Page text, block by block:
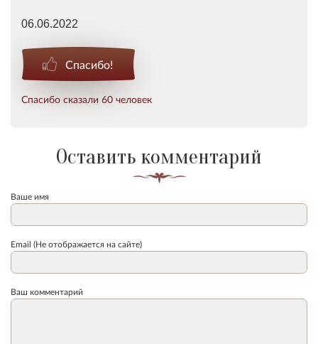
06.06.2022
Спасибо!
Спасибо сказали 60 человек
Оставить комментарий
Ваше имя
Email (Не отображается на сайте)
Ваш комментарий